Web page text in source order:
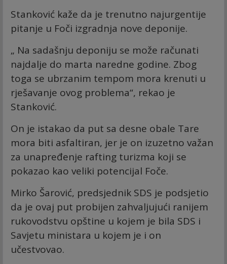
Stanković kaže da je trenutno najurgentije
pitanje u Foči izgradnja nove deponije.
„ Na sadašnju deponiju se može računati
najdalje do marta naredne godine. Zbog
toga se ubrzanim tempom mora krenuti u
rješavanje ovog problema“, rekao je
Stanković.
On je istakao da put sa desne obale Tare
mora biti asfaltiran, jer je on izuzetno važan
za unapređenje rafting turizma koji se
pokazao kao veliki potencijal Foče.
Mirko Šarović, predsjednik SDS je podsjetio
da je ovaj put probijen zahvaljujući ranijem
rukovodstvu opštine u kojem je bila SDS i
Savjetu ministara u kojem je i on
učestvovao.